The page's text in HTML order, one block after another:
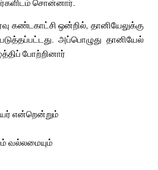
கண்டகாட்சி ஒன்றில், தானியேலுக்கு
அப்பொழுது தானியேல்
போற்றினார்
என்றென்றும்
வல்லமையும்